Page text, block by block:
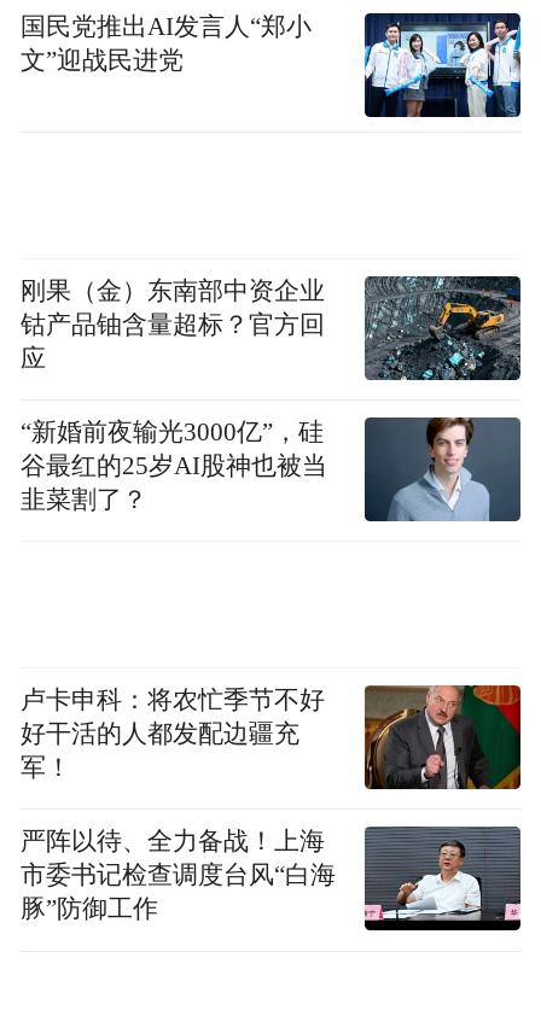
国民党推出AI发言人“郑小
文”迎战民进党
刚果（金）东南部中资企业
钴产品铀含量超标？官方回
应
“新婚前夜输光3000亿”，硅
谷最红的25岁AI股神也被当
韭菜割了？
卢卡申科：将农忙季节不好
好干活的人都发配边疆充
军！
严阵以待、全力备战！上海
市委书记检查调度台风“白海
豚”防御工作